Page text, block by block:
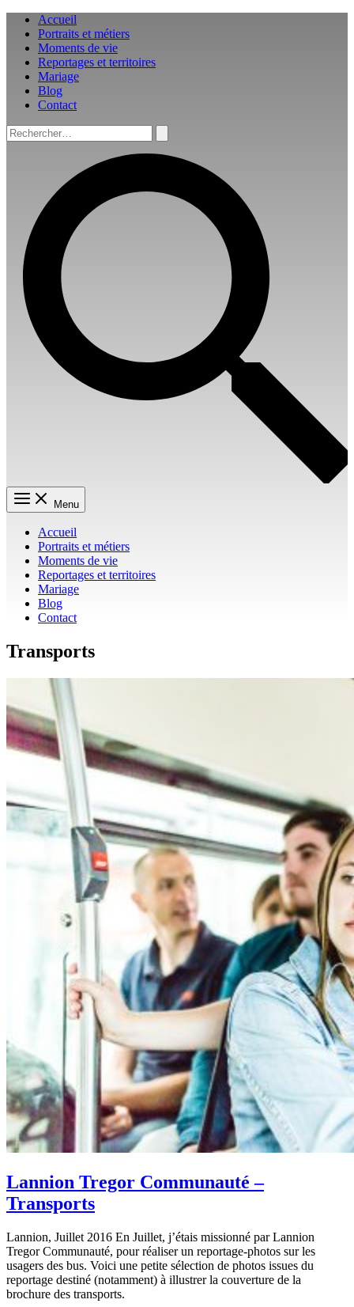
Aller
contenu
Accueil
Portraits et métiers
Moments de vie
Reportages et territoires
Mariage
Blog
Contact
Rechercher :
Menu
Accueil
Portraits et métiers
Moments de vie
Reportages et territoires
Mariage
Blog
Contact
Transports
Lannion Tregor Communauté –
Transports
Lannion, Juillet 2016 En Juillet, j’étais missionné par Lannion
Tregor Communauté, pour réaliser un reportage-photos sur les
usagers des bus. Voici une petite sélection de photos issues du
reportage destiné (notamment) à illustrer la couverture de la
brochure des transports.